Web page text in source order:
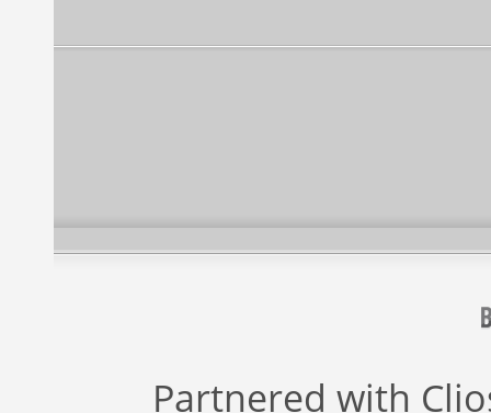
Partnered with